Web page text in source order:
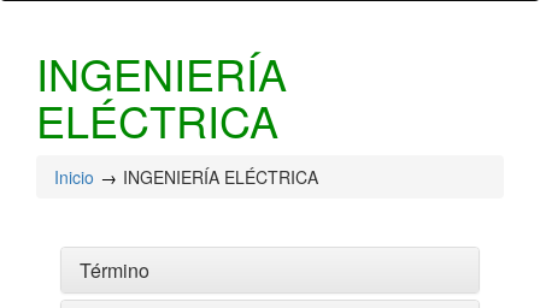
INGENIERÍA
ELÉCTRICA
Inicio INGENIERÍA ELÉCTRICA
Término